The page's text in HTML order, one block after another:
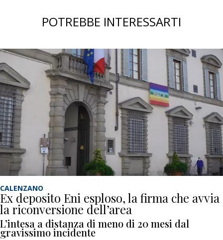
POTREBBE INTERESSARTI
CALENZANO
Ex deposito Eni esploso, la firma che avvia
la riconversione dell’area
L’intesa a distanza di meno di 20 mesi dal
gravissimo incidente